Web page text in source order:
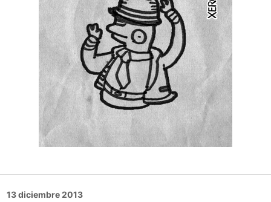
Posted
13 diciembre 2013